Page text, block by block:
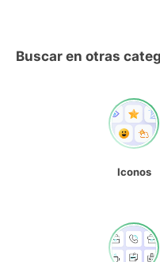
Buscar en otras
Iconos